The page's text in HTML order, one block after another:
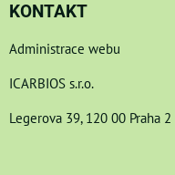
KONTAKT
Administrace webu
ICARBIOS s.r.o.
Legerova 39, 120 00 Praha 2